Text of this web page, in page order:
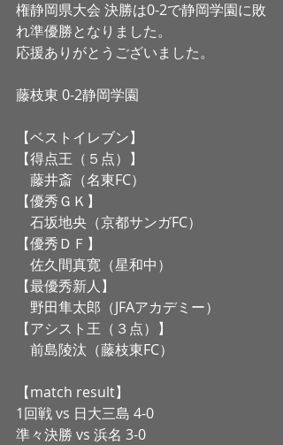
権静岡県大会 決勝は0-2で静岡学園に敗
れ準優勝となりました。
応援ありがとうございました。
藤枝東 0-2静岡学園
【ベストイレブン】
【得点王（５点）】
藤井斎（名東FC）
【優秀ＧＫ】
石坂地央（京都サンガFC）
【優秀ＤＦ】
佐久間真寛（星和中）
【最優秀新人】
野田隼太郎（JFAアカデミー）
【アシスト王（３点）】
前島陵汰（藤枝東FC）
【match result】
1回戦 vs 日大三島 4-0
準々決勝 vs 浜名 3-0